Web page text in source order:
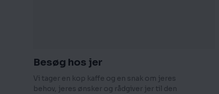
Besøg hos jer
Vi tager en kop kaffe og en snak om jeres
behov, jeres ønsker og rådgiver jer til den